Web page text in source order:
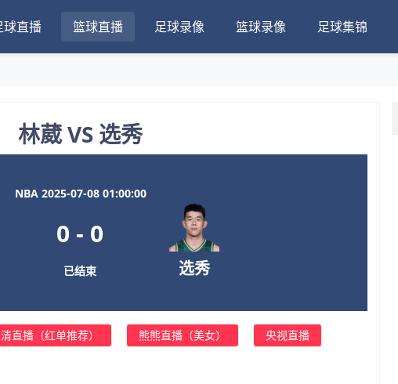
球直播 篮球直播 足球录像 篮球录像 足球集锦
林葳 VS 选秀
NBA 2025-07-08 01:00:00
0 - 0
已结束 选秀
直播（红单推荐） 熊熊直播（美女）
央视直播